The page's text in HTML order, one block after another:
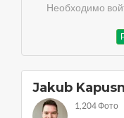
Необходимо
Jakub
1,204 Фото